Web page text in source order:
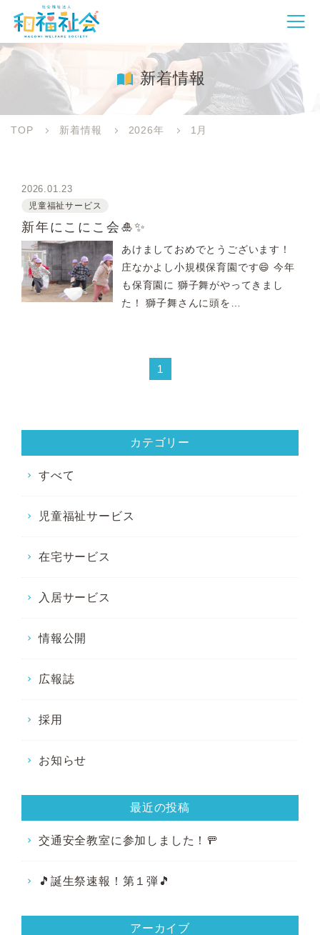
新着情報
TOP 新着情報 2026年 1月
2026.01.23
児童福祉サービス
新年にこにこ会🎍✨
あけましておめでとうございます！
庄なかよし小規模保育園です😄 今年
も保育園に 獅子舞がやってきまし
た！ 獅子舞さんに頭を…
1
カテゴリー
すべて
児童福祉サービス
在宅サービス
入居サービス
情報公開
広報誌
採用
お知らせ
最近の投稿
交通安全教室に参加しました！🚥
🎵誕生祭速報！第１弾🎵
アーカイブ